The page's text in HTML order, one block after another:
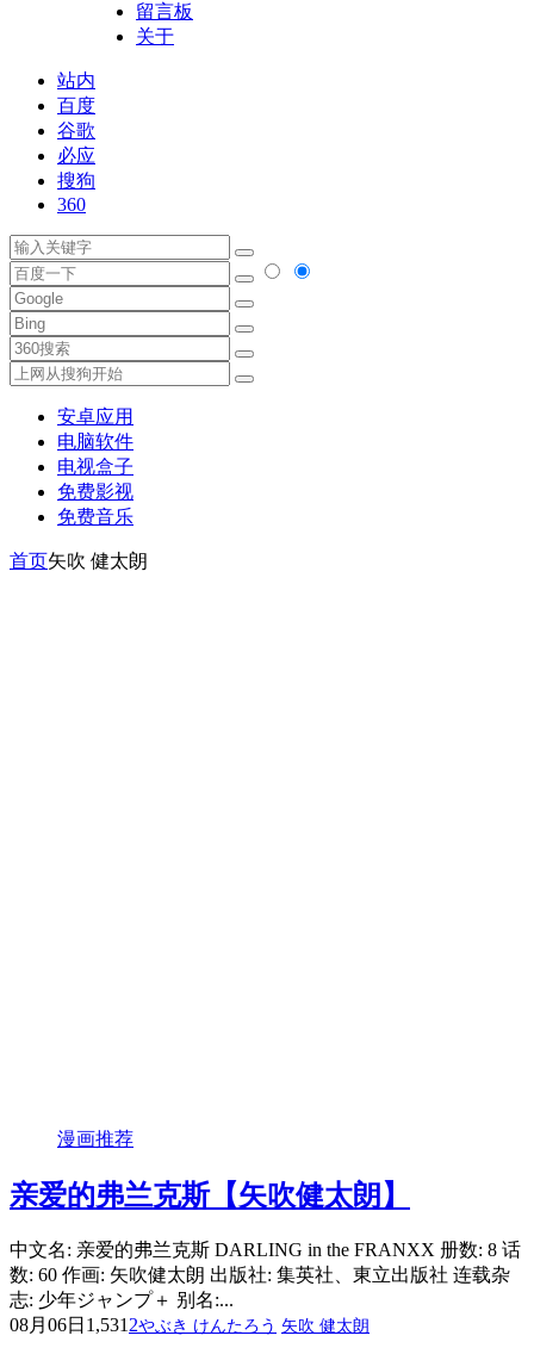
留言板
关于
站内
百度
谷歌
必应
搜狗
360
安卓应用
电脑软件
电视盒子
免费影视
免费音乐
首页矢吹 健太朗
漫画推荐
亲爱的弗兰克斯【矢吹健太朗】
中文名: 亲爱的弗兰克斯 DARLING in the FRANXX 册数: 8 话
数: 60 作画: 矢吹健太朗 出版社: 集英社、東立出版社 连载杂
志: 少年ジャンプ＋ 别名:...
08月06日 1,531 2やぶき けんたろう 矢吹 健太朗